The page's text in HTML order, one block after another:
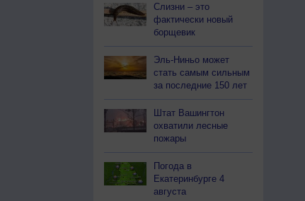
Слизни – это
фактически новый
борщевик
Эль-Ниньо может
стать самым сильным
за последние 150 лет
Штат Вашингтон
охватили лесные
пожары
Погода в
Екатеринбурге 4
августа